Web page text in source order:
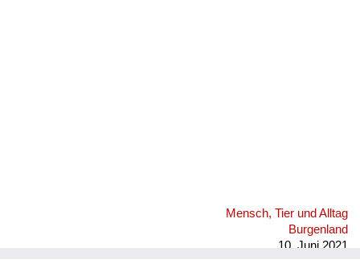
Mensch, Tier und Alltag
Burgenland
10. Juni 2021